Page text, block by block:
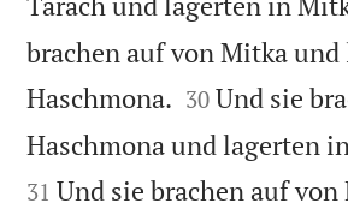
brachen auf von Mitka
Haschmona. 

30 Und sie
Haschmona und lagerten
31 Und sie brachen auf